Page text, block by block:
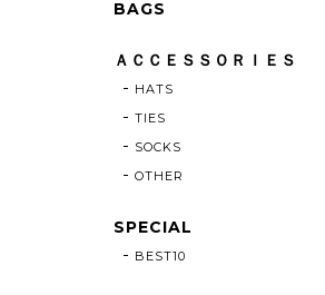
BAGS
ＡＣＣＥＳＳＯＲＩＥＳ
HATS
TIES
SOCKS
OTHER
SPECIAL
BEST10